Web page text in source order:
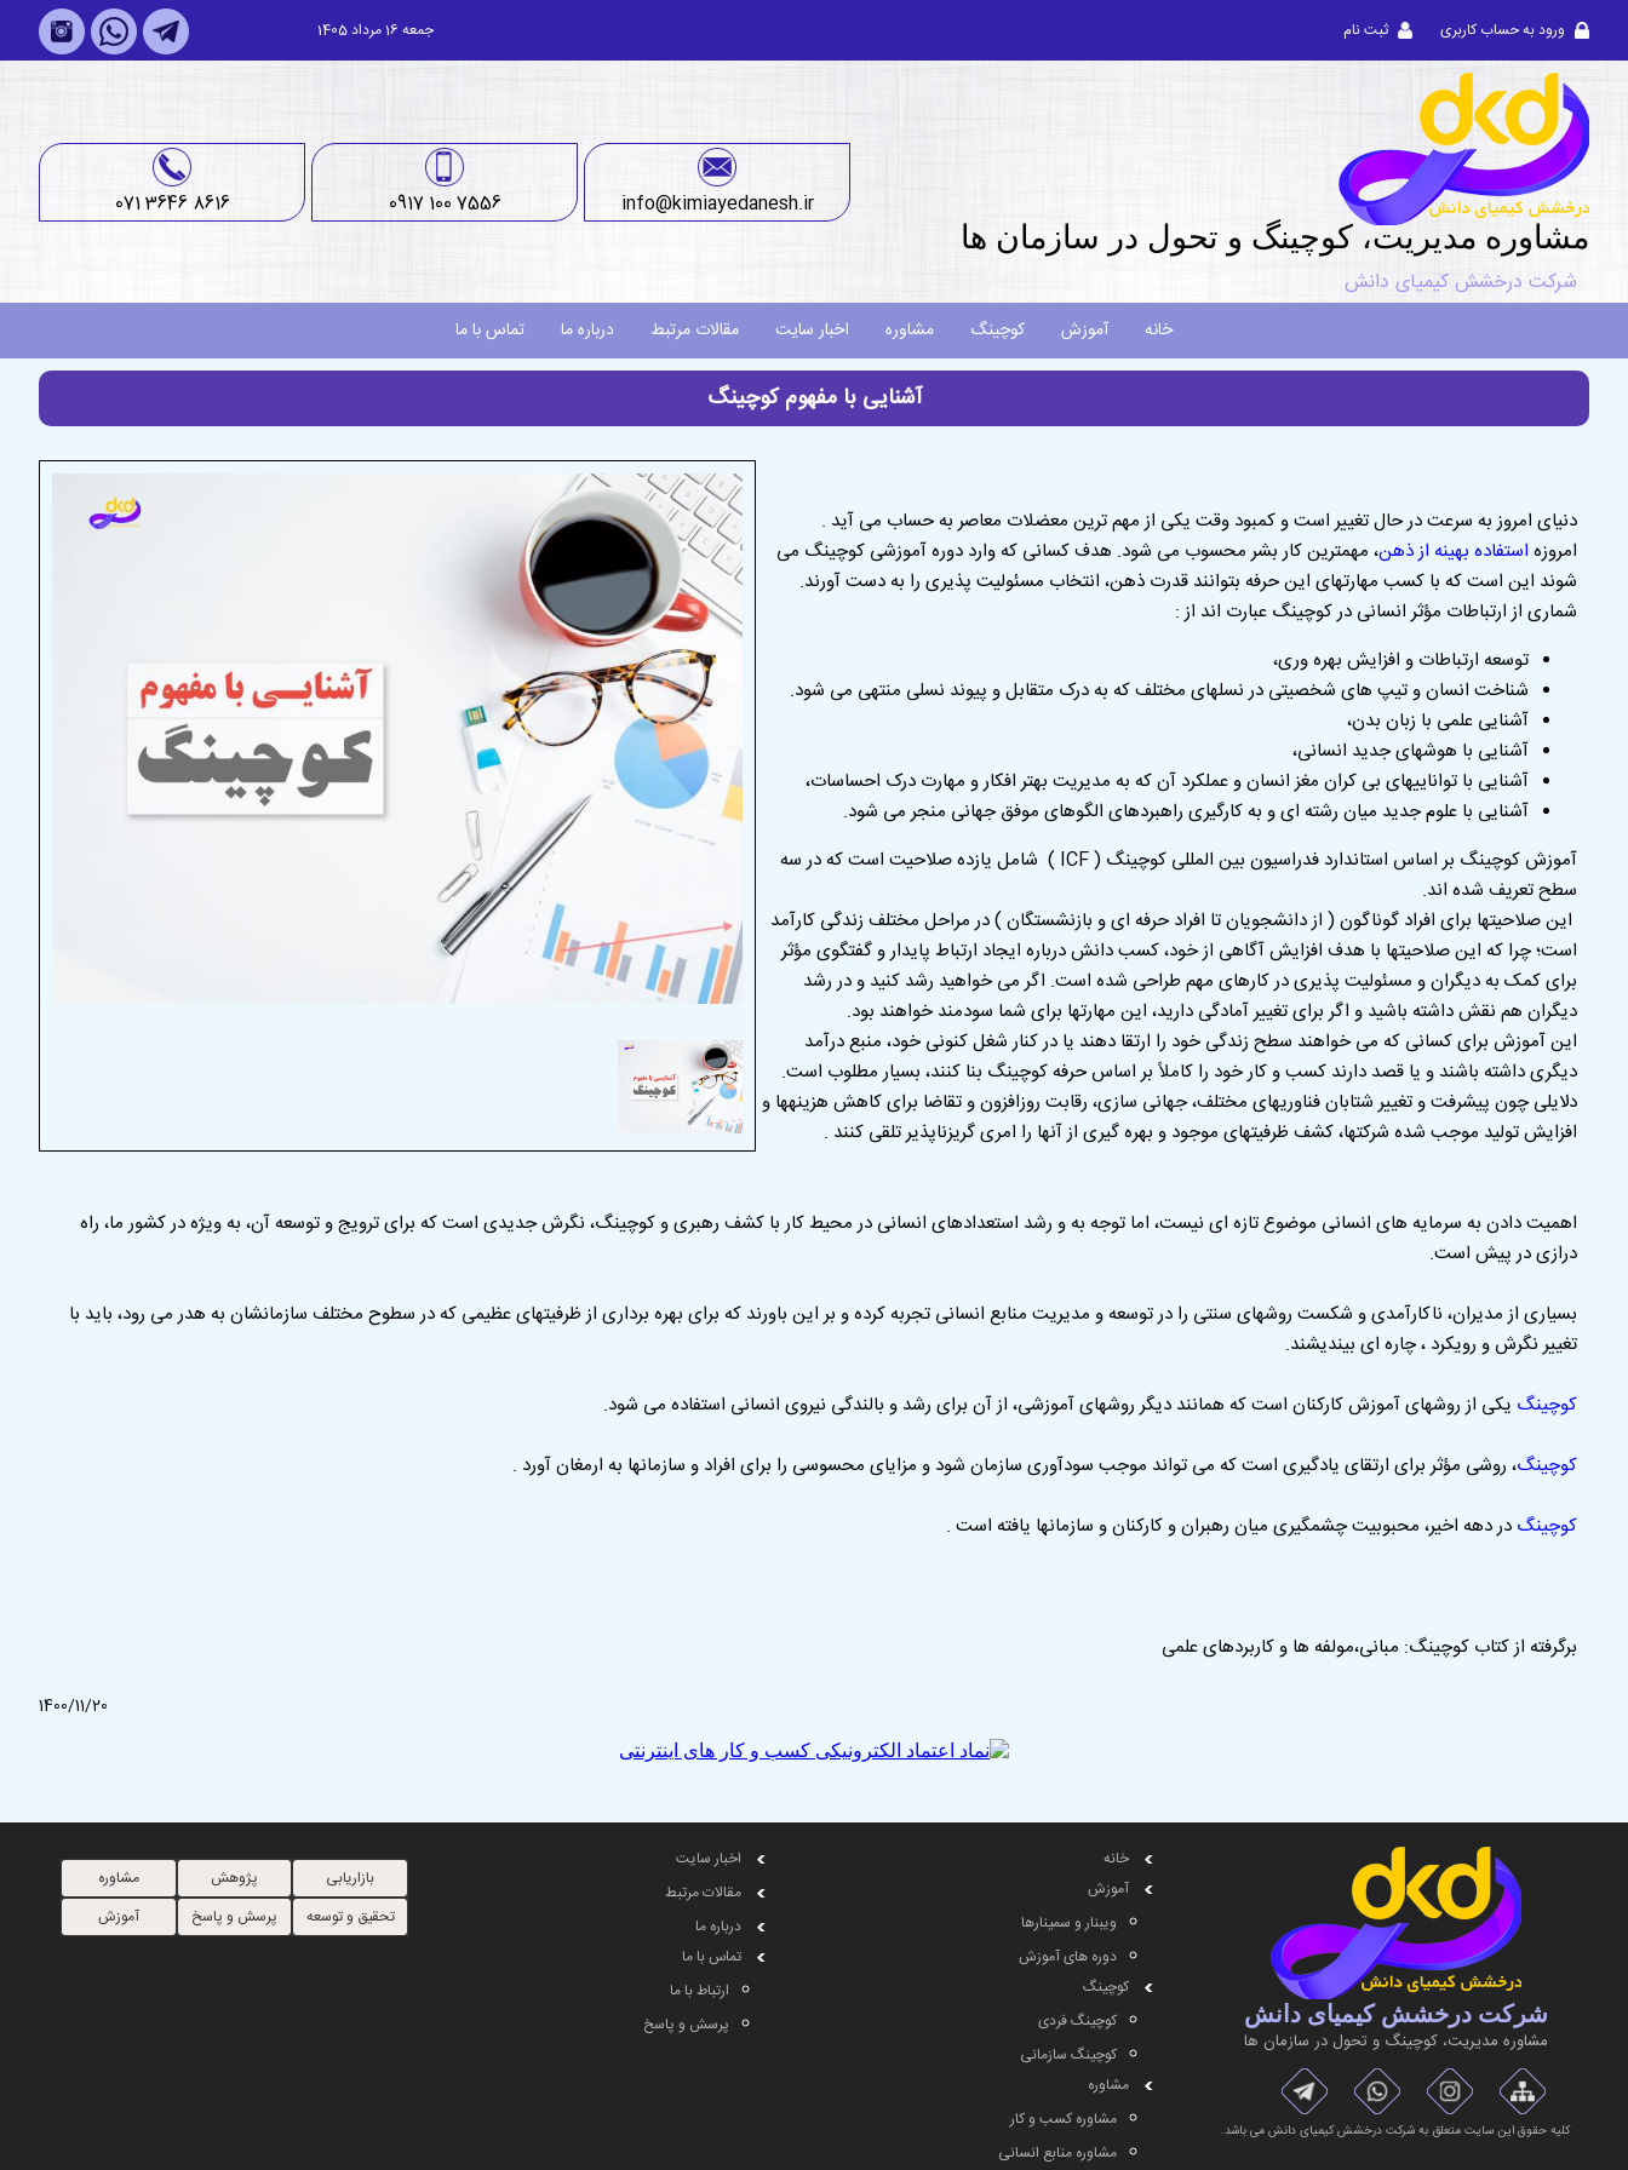
ورود به حساب کاربری ثبت نام جمعه 16 مرداد 1405
شرکت درخشش کیمیای دانش
مشاوره مديريت، کوچینگ و تحول در سازمان ها
info@kimiayedanesh.ir
0917 100 7556
071 3646 8616
خانه آموزش کوچینگ مشاوره اخبار سایت مقالات مرتبط درباره ما تماس با ما
آشنایی با مفهوم کوچینگ
دنیای امروز به سرعت در حال تغییر است و کمبود وقت یکی از مهم ترین معضلات معاصر به حساب می آید .
امروزه استفاده بهینه از ذهن، مهمترین کار بشر محسوب می شود. هدف کسانی که وارد دوره آموزشی کوچینگ می
شوند این است که با کسب مهارتهای این حرفه بتوانند قدرت ذهن، انتخاب مسئولیت پذیری را به دست آورند.
شماری از ارتباطات مؤثر انسانی در کوچینگ عبارت اند از :
توسعه ارتباطات و افزایش بهره وری،
شناخت انسان و تیپ های شخصیتی در نسلهای مختلف که به درک متقابل و پیوند نسلی منتهی می شود.
آشنایی علمی با زبان بدن،
آشنایی با هوشهای جدید انسانی،
آشنایی با تواناییهای بی کران مغز انسان و عملکرد آن که به مدیریت بهتر افکار و مهارت درک احساسات،
آشنایی با علوم جدید میان رشته ای و به کارگیری راهبردهای الگوهای موفق جهانی منجر می شود.
آموزش کوچینگ بر اساس استاندارد فدراسیون بین المللی کوچینگ ( ICF ) شامل یازده صلاحیت است که در سه
سطح تعریف شده اند.
این صلاحیتها برای افراد گوناگون ( از دانشجویان تا افراد حرفه ای و بازنشستگان ) در مراحل مختلف زندگی کارآمد
است؛ چرا که این صلاحیتها با هدف افزایش آگاهی از خود، کسب دانش درباره ایجاد ارتباط پایدار و گفتگوی مؤثر
برای کمک به دیگران و مسئولیت پذیری در کارهای مهم طراحی شده است. اگر می خواهید رشد کنید و در رشد
دیگران هم نقش داشته باشید و اگر برای تغییر آمادگی دارید، این مهارتها برای شما سودمند خواهند بود.
این آموزش برای کسانی که می خواهند سطح زندگی خود را ارتقا دهند یا در کنار شغل کنونی خود، منبع درآمد
دیگری داشته باشند و یا قصد دارند کسب و کار خود را کاملاً بر اساس حرفه کوچینگ بنا کنند، بسیار مطلوب است.
دلایلی چون پیشرفت و تغییر شتابان فناوریهای مختلف، جهانی سازی، رقابت روزافزون و تقاضا برای کاهش هزینهها و
افزایش تولید موجب شده شرکتها، کشف ظرفیتهای موجود و بهره گیری از آنها را امری گریزناپذیر تلقی کنند .
اهمیت دادن به سرمایه های انسانی موضوع تازه ای نیست، اما توجه به و رشد استعدادهای انسانی در محیط کار با کشف رهبری و کوچینگ، نگرش جدیدی است که برای ترویج و توسعه آن، به ویژه در کشور ما، راه
درازی در پیش است.
بسیاری از مدیران، ناکارآمدی و شکست روشهای سنتی را در توسعه و مدیریت منابع انسانی تجربه کرده و بر این باورند که برای بهره برداری از ظرفیتهای عظیمی که در سطوح مختلف سازمانشان به هدر می رود، باید با
تغییر نگرش و رویکرد ، چاره ای بیندیشند.
کوچینگ یکی از روشهای آموزش کارکنان است که همانند دیگر روشهای آموزشی، از آن برای رشد و بالندگی نیروی انسانی استفاده می شود.
کوچینگ، روشی مؤثر برای ارتقای یادگیری است که می تواند موجب سودآوری سازمان شود و مزایای محسوسی را برای افراد و سازمانها به ارمغان آورد .
کوچینگ در دهه اخیر، محبوبیت چشمگیری میان رهبران و کارکنان و سازمانها یافته است .
برگرفته از کتاب کوچینگ: مبانی،مولفه ها و کاربردهای علمی
1400/11/20
شرکت درخشش کیمیای دانش
مشاوره مديريت، کوچینگ و تحول در سازمان ها
کلیه حقوق این سایت متعلق به شرکت درخشش کیمیای دانش می باشد.
خانه
آموزش
ویبنار و سمینارها
دوره های آموزش
کوچینگ
کوچینگ فردی
کوچینگ سازمانی
مشاوره
مشاوره کسب و کار
مشاوره منابع انسانی
اخبار سایت
مقالات مرتبط
درباره ما
تماس با ما
ارتباط با ما
پرسش و پاسخ
بازاریابی پژوهش
مشاوره
تحقیق و توسعه
پرسش و پاسخ آموزش